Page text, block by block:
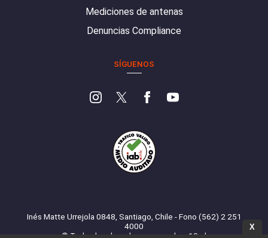
Mediciones de antenas
Denuncias Compliance
SÍGUENOS
Inés Matte Urrejola 0848, Santiago, Chile - Fono (562) 2 251
4000
© Todos los derechos reservados. 13.cl
X